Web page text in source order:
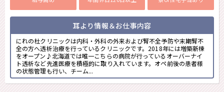
耳より情報＆お仕事内容
にれの杜クリニックは内科・外科の外来および腎不全予防や末期腎不
全の方へ透析治療を行っているクリニックです。2018年には増築新棟
をオープン♪北海道では唯一こちらの病院が行っているオーバーナイ
ト透析など先進医療を積極的に取り入れています。オペ前後の患者様
の状態管理も行い、チーム...